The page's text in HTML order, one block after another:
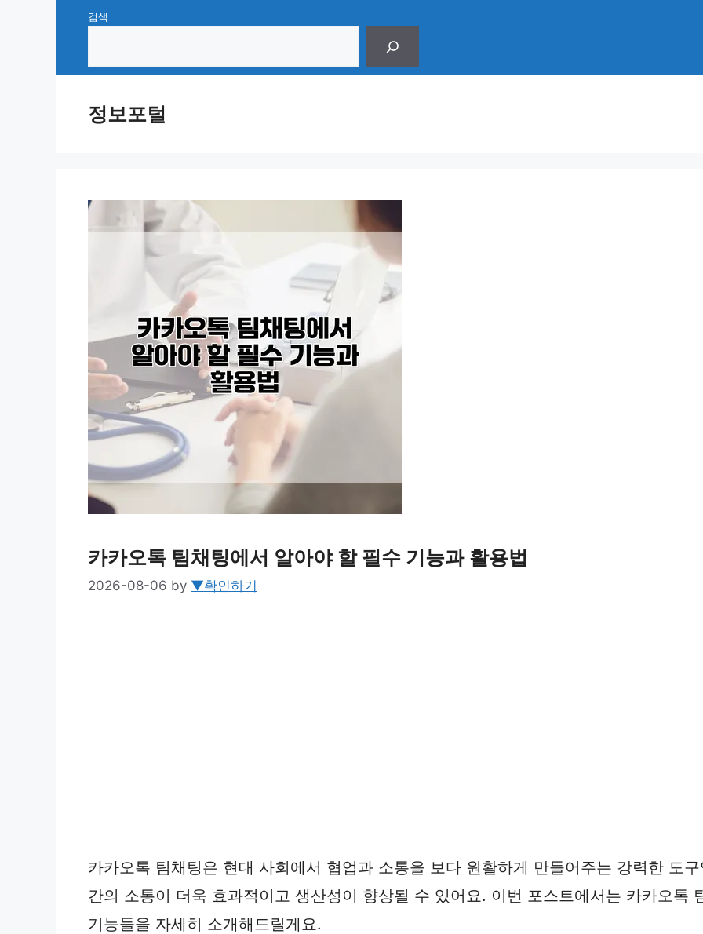
검색
정보포털
카카오톡 팀채팅에서 알아야 할 필수 기능과 활용법
2026-08-06 by ▼확인하기
카카오톡 팀채팅은 현대 사회에서 협업과 소통을 보다 원활하게 만들어주는 강력한 도
간의 소통이 더욱 효과적이고 생산성이 향상될 수 있어요. 이번 포스트에서는 카카오톡
기능들을 자세히 소개해드릴게요.